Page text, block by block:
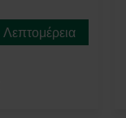
Λεπτομέρεια